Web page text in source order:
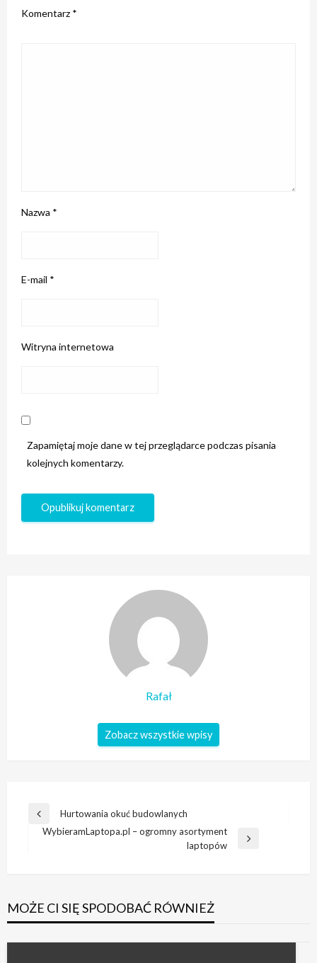
Komentarz *
Nazwa *
E-mail *
Witryna internetowa
Zapamiętaj moje dane w tej przeglądarce podczas pisania
kolejnych komentarzy.
Rafał
Zobacz wszystkie wpisy
Nawigacja
wpisu
Poprzedni
wpis
Hurtowania okuć budowlanych
WybieramLaptopa.pl – ogromny asortyment
laptopów
MOŻE CI SIĘ SPODOBAĆ RÓWNIEŻ